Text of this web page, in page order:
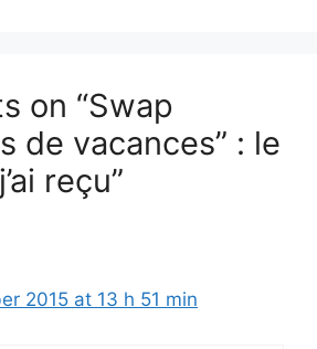
on “Swap
de vacances” : le
reçu”
2015 at 13 h 51 min